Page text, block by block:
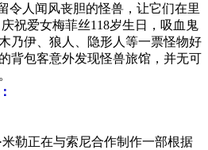
令人闻风丧胆的怪兽，让它们在里
祝爱女梅菲丝118岁生日，吸血鬼
乃伊、狼人、隐形人等一票怪物好
背包客意外发现怪兽旅馆，并无可
勒正在与索尼合作制作一部根据